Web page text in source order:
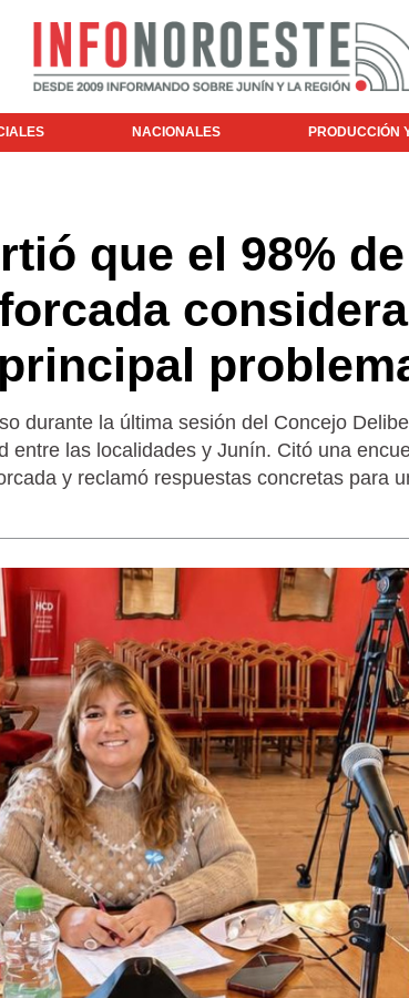
NACIONALES PRODUCCIÓN
que el 98%
durante la última sesión del Concejo
entre las localidades y Junín. Citó una
y reclamó respuestas concretas para